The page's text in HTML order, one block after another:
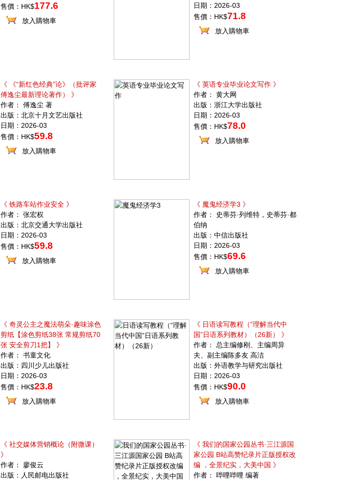
售價：HK$177.6
放入購物車
日期：2026-03
售價：HK$71.8
放入購物車
《 《“新红色经典”论》（批评家
傅逸尘最新理论著作） 》
作者： 傅逸尘 著
出版：北京十月文艺出版社
日期：2026-03
售價：HK$59.8
放入購物車
《 英语专业毕业论文写作 》
作者： 黄大网
出版：浙江大学出版社
日期：2026-03
售價：HK$78.0
放入購物車
《 铁路车站作业安全 》
作者： 张宏权
出版：北京交通大学出版社
日期：2026-03
售價：HK$59.8
放入購物車
《 魔鬼经济学3 》
作者： 史蒂芬·列维特，史蒂芬·都
伯纳
出版：中信出版社
日期：2026-03
售價：HK$69.6
放入購物車
《 奇灵公主之魔法萌朵·趣味涂色
剪纸【涂色剪纸38张 常规剪纸70
张 安全剪刀1把】 》
作者： 书童文化
出版：四川少儿出版社
日期：2026-03
售價：HK$23.8
放入購物車
《 日语读写教程（“理解当代中
国”日语系列教材）（26新） 》
作者： 总主编修刚、主编周异
夫、副主编陈多友 高洁
出版：外语教学与研究出版社
日期：2026-03
售價：HK$90.0
放入購物車
《 社交媒体营销概论（附微课）
》
作者： 廖俊云
出版：人民邮电出版社
《 我们的国家公园丛书·三江源国
家公园 B站高赞纪录片正版授权改
编 ，全景纪实，大美中国 》
作者： 哔哩哔哩 编著